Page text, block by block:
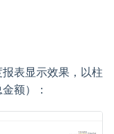
表显示效果，以柱
额）：